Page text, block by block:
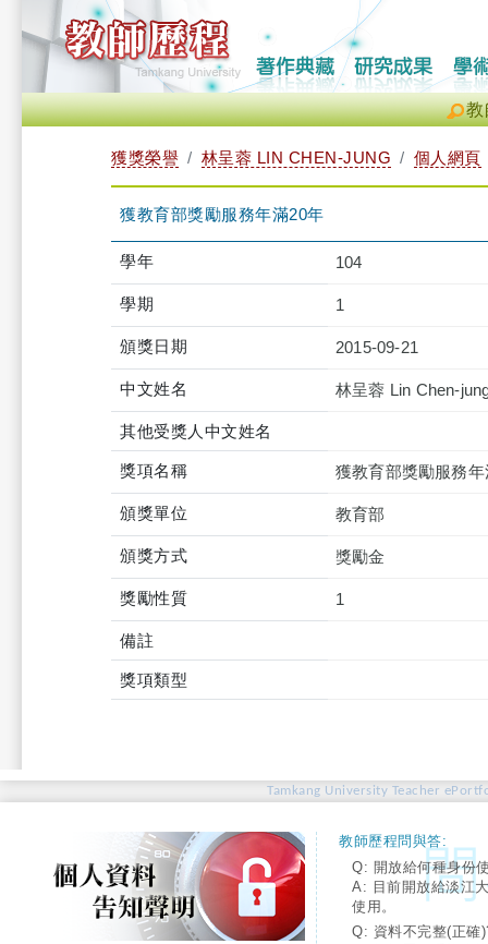
教
獲獎榮譽 林呈蓉 LIN CHEN-JUNG 個人網頁
獲教育部獎勵服務年滿20年
學年 104
學期 1
頒獎日期 2015-09-21
中文姓名 林呈蓉 Lin Chen-
其他受獎人中文姓名
獎項名稱 獲教育部獎勵服務
頒獎單位 教育部
頒獎方式 獎勵金
獎勵性質 1
備註
獎項類型
Tamkang University Teacher
教師歷程問與答:
Q: 開放給何種身份
A: 目前開放給淡江
使用。
Q: 資料不完整(正確